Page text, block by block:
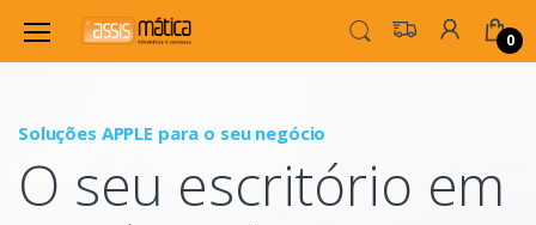
0
Soluções APPLE para o seu negócio
O seu escritório em